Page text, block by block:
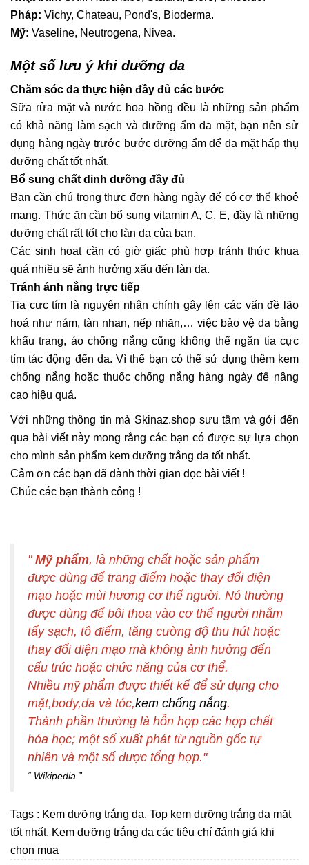
Pháp: Vichy, Chateau, Pond's, Bioderma.
Mỹ: Vaseline, Neutrogena, Nivea.
Một số lưu ý khi dưỡng da
Chăm sóc da thực hiện đầy đủ các bước
Sữa rửa mặt và nước hoa hồng đều là những sản phẩm
có khả năng làm sạch và dưỡng ẩm da mặt, bạn nên sử
dụng hàng ngày trước bước dưỡng ẩm để da mặt hấp thụ
dưỡng chất tốt nhất.
Bổ sung chất dinh dưỡng đầy đủ
Bạn cần chú trọng thực đơn hàng ngày để có cơ thể khoẻ
mạng. Thức ăn cần bổ sung vitamin A, C, E, đầy là những
dưỡng chất rất tốt cho làn da của bạn.
Các sinh hoạt cần có giờ giấc phù hợp tránh thức khua
quá nhiều sẽ ảnh hưởng xấu đến làn da.
Tránh ánh nắng trực tiếp
Tia cực tím là nguyên nhân chính gây lên các vấn đề lão
hoá như nám, tàn nhan, nếp nhăn,… việc bảo vệ da bằng
khẩu trang, áo chống nắng cũng không thể ngăn tia cực
tím tác động đến da. Vì thế bạn có thể sử dụng thêm kem
chống nắng hoặc thuốc chống nắng hàng ngày để nâng
cao hiệu quả.
Với những thông tin mà Skinaz.shop sưu tầm và gởi đến
qua bài viết này mong rằng các bạn có được sự lựa chọn
cho mình sản phẩm kem dưỡng trắng da tốt nhất.
Cảm ơn các bạn đã dành thời gian đọc bài viết !
Chúc các bạn thành công !
" Mỹ phẩm, là những chất hoặc sản phẩm
được dùng để trang điểm hoặc thay đổi diện
mạo hoặc mùi hương cơ thể người. Nó thường
được dùng để bôi thoa vào cơ thể người nhằm
tẩy sạch, tô điểm, tăng cường độ thu hút hoặc
thay đổi diện mạo mà không ảnh hưởng đến
cấu trúc hoặc chức năng của cơ thể.
Nhiều mỹ phẩm được thiết kế để sử dụng cho
mặt,body,da và tóc,kem chống nắng.
Thành phần thường là hỗn hợp các hợp chất
hóa học; một số xuất phát từ nguồn gốc tự
nhiên và một số được tổng hợp."
Wikipedia
Tags : Kem dưỡng trắng da, Top kem dưỡng trắng da mặt
tốt nhất, Kem dưỡng trắng da các tiêu chí đánh giá khi
chọn mua